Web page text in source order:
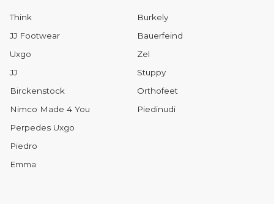
Think
JJ Footwear
Uxgo
JJ
Birckenstock
Nimco Made 4 You
Perpedes Uxgo
Piedro
Emma
Burkely
Bauerfeind
Zel
Stuppy
Orthofeet
Piedinudi